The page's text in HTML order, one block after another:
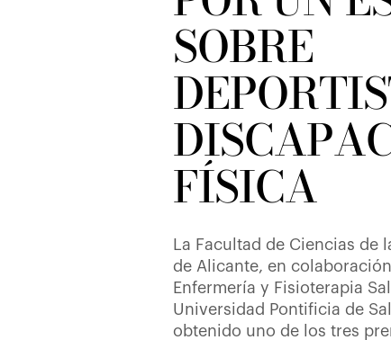
SOBRE
FÍSICA
La Facultad de Ciencias de
de Alicante, en
Enfermería y Fisioterapia
Universidad Pontificia de
obtenido uno de los tres